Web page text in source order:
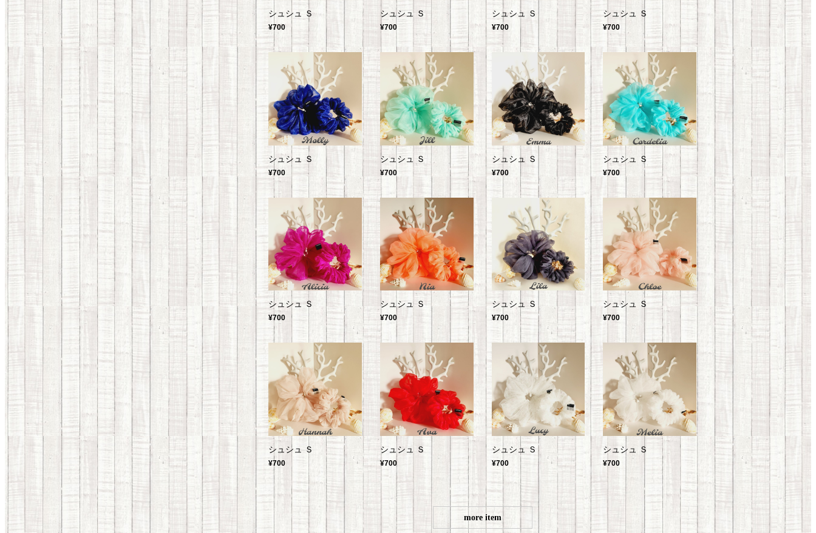
シュシュ Ｓ
¥700
シュシュ Ｓ
¥700
シュシュ Ｓ
¥700
シュシュ Ｓ
¥700
シュシュ Ｓ
¥700
シュシュ Ｓ
¥700
シュシュ Ｓ
¥700
シュシュ Ｓ
¥700
シュシュ Ｓ
¥700
シュシュ Ｓ
¥700
シュシュ Ｓ
¥700
シュシュ Ｓ
¥700
シュシュ Ｓ
¥700
シュシュ Ｓ
¥700
シュシュ Ｓ
¥700
シュシュ Ｓ
¥700
more item